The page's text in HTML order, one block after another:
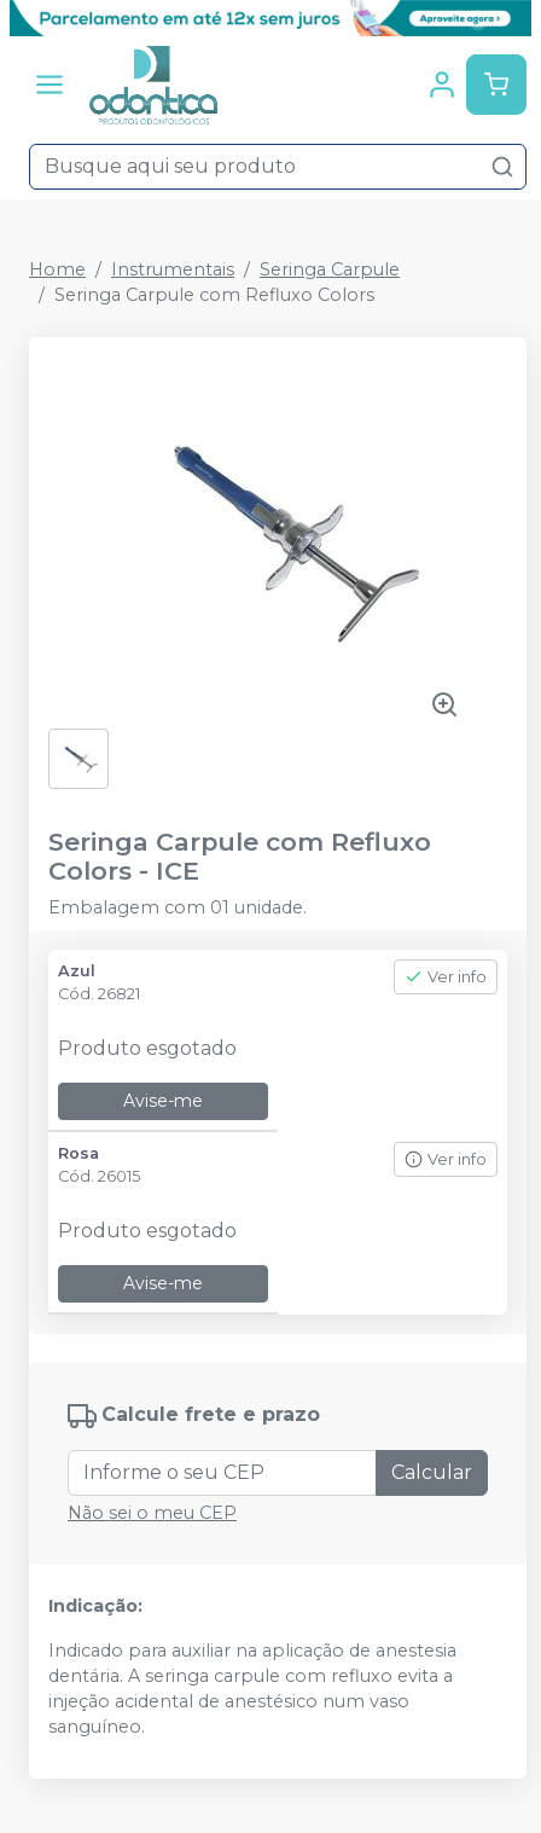
Home Instrumentais
Seringa Carpule
Seringa Carpule com Refluxo Colors
Seringa Carpule com Refluxo
Colors - ICE
Embalagem com 01 unidade.
Azul
Cód. 26821
Ver info
Produto esgotado
Avise-me
Rosa
Cód. 26015
Ver info
Produto esgotado
Avise-me
Calcule frete e prazo
Calcular
Não sei o meu CEP
Indicação:
Indicado para auxiliar na aplicação de anestesia
dentária. A seringa carpule com refluxo evita a
injeção acidental de anestésico num vaso
sanguíneo.